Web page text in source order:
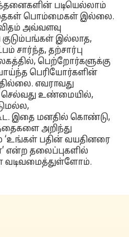
படியெல்லாம்
பொம்மைகள் இல்லை.
அவ்வளவு
குடும்பங்கள் இல்லாத,
சார்ந்த, தற்சார்பு
பெற்றோர்களுக்கு
பெரியோர்களின்
எவராவது
செல்வது உண்மையில்,
இதை மனதில் கொண்டு,
அறிந்து
‘உங்கள் பதின் வயதினரை
என்ற தலைப்புகளில்
வடிவமைத்துள்ளோம்.